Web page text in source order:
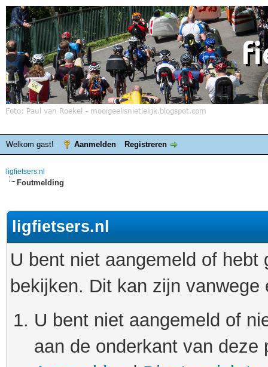
Welkom gast! Aanmelden Registreren
ligfietsers.nl
Foutmelding
ligfietsers.nl
U bent niet aangemeld of
bekijken. Dit kan zijn
U bent niet aangemeld of
aan de onderkant van